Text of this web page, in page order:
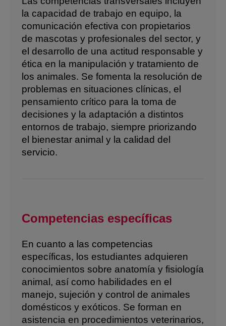
la capacidad de trabajo en equipo, la
comunicación efectiva con propietarios
de mascotas y profesionales del sector, y
el desarrollo de una actitud responsable y
ética en la manipulación y tratamiento de
los animales. Se fomenta la resolución de
problemas en situaciones clínicas, el
pensamiento crítico para la toma de
decisiones y la adaptación a distintos
entornos de trabajo, siempre priorizando
el bienestar animal y la calidad del
servicio.
Competencias específicas
En cuanto a las competencias
específicas, los estudiantes adquieren
conocimientos sobre anatomía y fisiología
animal, así como habilidades en el
manejo, sujeción y control de animales
domésticos y exóticos. Se forman en
asistencia en procedimientos veterinarios,